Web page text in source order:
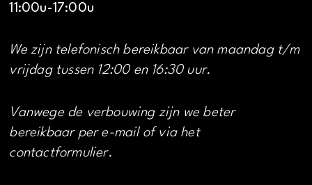
11:00u-17:00u
We zijn telefonisch bereikbaar van maandag t/m
vrijdag tussen 12:00 en 16:30 uur.
Vanwege de verbouwing zijn we beter
bereikbaar per e-mail of via het
contactformulier.